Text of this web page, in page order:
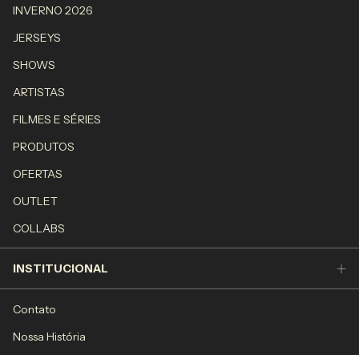
INVERNO 2026
JERSEYS
SHOWS
ARTISTAS
FILMES E SÉRIES
PRODUTOS
OFERTAS
OUTLET
COLLABS
INSTITUCIONAL
Contato
Nossa História